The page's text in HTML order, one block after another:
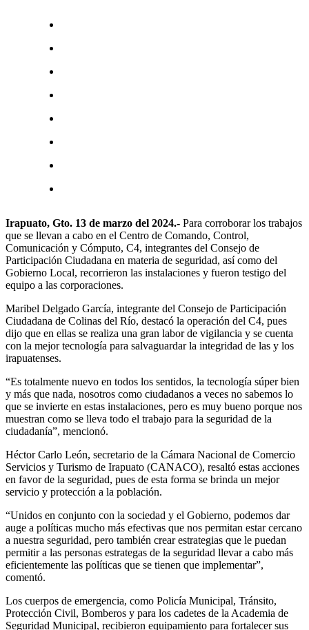
Irapuato, Gto. 13 de marzo del 2024.- Para corroborar los trabajos
que se llevan a cabo en el Centro de Comando, Control,
Comunicación y Cómputo, C4, integrantes del Consejo de
Participación Ciudadana en materia de seguridad, así como del
Gobierno Local, recorrieron las instalaciones y fueron testigo del
equipo a las corporaciones.
Maribel Delgado García, integrante del Consejo de Participación
Ciudadana de Colinas del Río, destacó la operación del C4, pues
dijo que en ellas se realiza una gran labor de vigilancia y se cuenta
con la mejor tecnología para salvaguardar la integridad de las y los
irapuatenses.
“Es totalmente nuevo en todos los sentidos, la tecnología súper bien
y más que nada, nosotros como ciudadanos a veces no sabemos lo
que se invierte en estas instalaciones, pero es muy bueno porque nos
muestran como se lleva todo el trabajo para la seguridad de la
ciudadanía”, mencionó.
Héctor Carlo León, secretario de la Cámara Nacional de Comercio
Servicios y Turismo de Irapuato (CANACO), resaltó estas acciones
en favor de la seguridad, pues de esta forma se brinda un mejor
servicio y protección a la población.
“Unidos en conjunto con la sociedad y el Gobierno, podemos dar
auge a políticas mucho más efectivas que nos permitan estar cercano
a nuestra seguridad, pero también crear estrategias que le puedan
permitir a las personas estrategas de la seguridad llevar a cabo más
eficientemente las políticas que se tienen que implementar”,
comentó.
Los cuerpos de emergencia, como Policía Municipal, Tránsito,
Protección Civil, Bomberos y para los cadetes de la Academia de
Seguridad Municipal, recibieron equipamiento para fortalecer sus